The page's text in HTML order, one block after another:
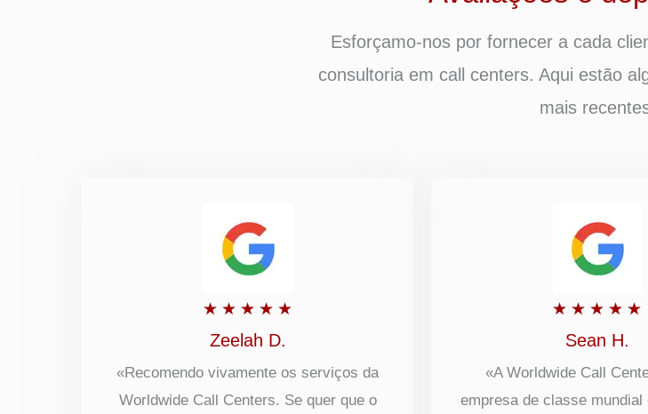
Esforçamo-nos por fornecer a cada
consultoria em call centers. Aqui estão
mais
★ ★ ★ ★ ★
5
de
Zeelah D.
«Recomendo vivamente os serviços da
Worldwide Call Centers. Se quer que o
★ ★ ★ ★ ★
Sean H.
«A Worldwide Call
empresa de classe mundial